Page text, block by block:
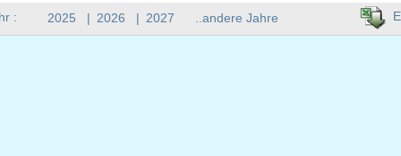
: 2025 | 2026 | 2027 ..andere Jahre